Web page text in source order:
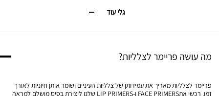
גלי עוד
מה עושה פריימר לצלליות?​
פריימר לצלליות מאריך את עמידותן של צלליות העיניים ושומר אותן חיוניות לאורך
זמן. רכשי אתFACE PRIMERS ו-LIP PRIMERS שלנו ליצירת בסיס מושלם למראה